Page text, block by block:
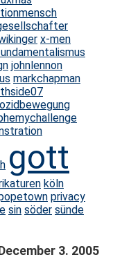
x-men
johnlennon
markchapman
gott
köln
privacy
sin söder sünde
3. 2005